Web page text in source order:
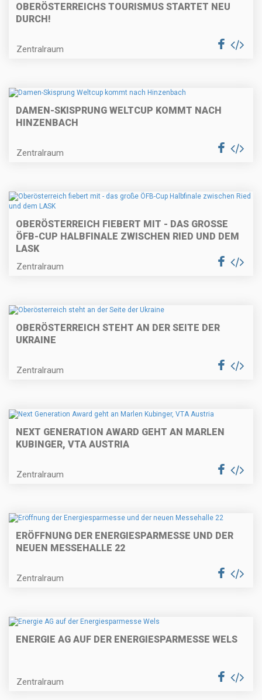
OBERÖSTERREICHS TOURISMUS STARTET NEU
DURCH!
Zentralraum
DAMEN-SKISPRUNG WELTCUP KOMMT NACH
HINZENBACH
Zentralraum
OBERÖSTERREICH FIEBERT MIT - DAS GROSSE Ö
FB-CUP HALBFINALE ZWISCHEN RIED UND DEM L
ASK
Zentralraum
OBERÖSTERREICH STEHT AN DER SEITE DER
UKRAINE
Zentralraum
NEXT GENERATION AWARD GEHT AN MARLEN
KUBINGER, VTA AUSTRIA
Zentralraum
ERÖFFNUNG DER ENERGIESPARMESSE UND DER
NEUEN MESSEHALLE 22
Zentralraum
ENERGIE AG AUF DER ENERGIESPARMESSE WELS
Zentralraum